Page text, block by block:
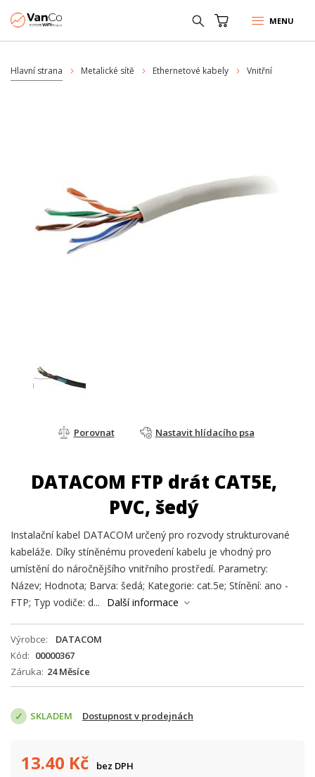
MENU
Hlavní strana Metalické sítě Ethernetové kabely Vnitřní
Porovnat Nastavit hlídacího psa
DATACOM FTP drát CAT5E,
PVC, šedý
Instalační kabel DATACOM určený pro rozvody strukturované
kabeláže. Díky stíněnému provedení kabelu je vhodný pro
umístění do náročnějšího vnitřního prostředí. Parametry:
Název; Hodnota; Barva: šedá; Kategorie: cat.5e; Stínění: ano -
FTP; Typ vodiče: d...
Další informace
Výrobce
DATACOM
Kód
00000367
Záruka 24 Měsíce
SKLADEM Dostupnost v prodejnách
13.40 Kč
bez DPH